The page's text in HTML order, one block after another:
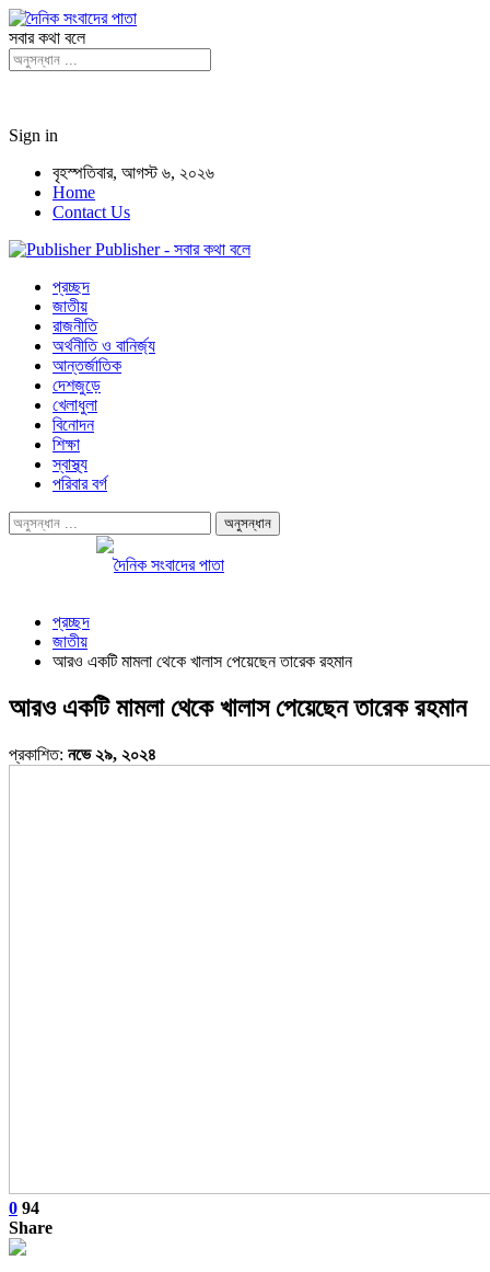
সবার কথা বলে
Sign in
বৃহস্পতিবার, আগস্ট ৬, ২০২৬
Home
Contact Us
Publisher - সবার কথা বলে
প্রচ্ছদ
জাতীয়
রাজনীতি
অর্থনীতি ও বানির্জ্য
আন্তর্জাতিক
দেশজুড়ে
খেলাধুলা
বিনোদন
শিক্ষা
স্বাস্থ্য
পরিবার বর্গ
প্রচ্ছদ
জাতীয়
আরও একটি মামলা থেকে খালাস পেয়েছেন তারেক রহমান
আরও একটি মামলা থেকে খালাস পেয়েছেন তারেক রহমান
প্রকাশিত: নভে ২৯, ২০২৪
0 94
Share